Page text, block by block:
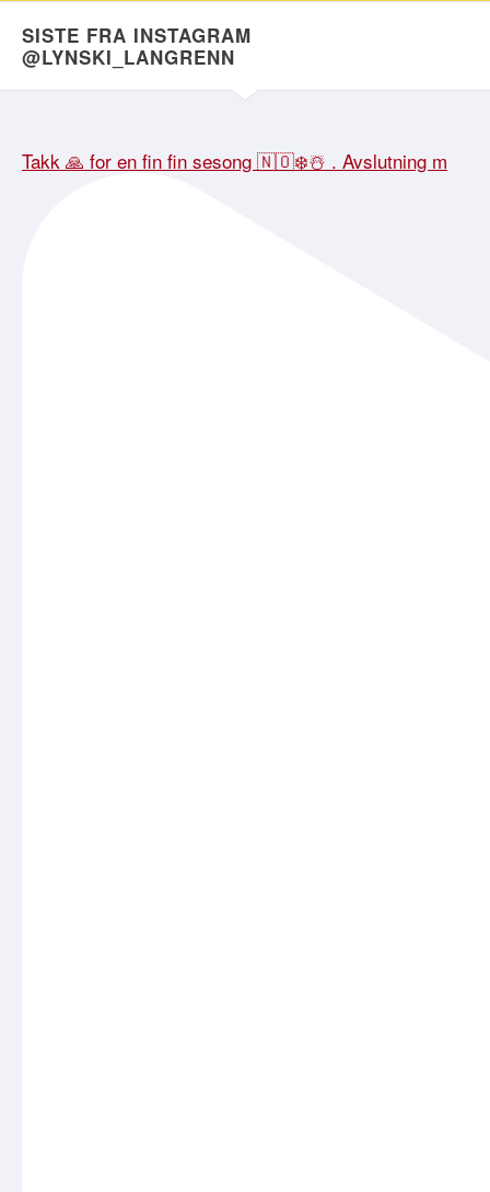
SISTE FRA INSTAGRAM
@LYNSKI_LANGRENN
Takk 🙏 for en fin fin sesong 🇳🇴❄️☃️ . Avslutning m